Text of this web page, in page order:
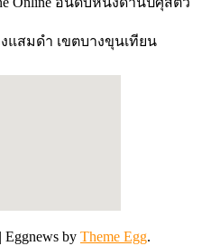
แสมดำ เขตบางขุนเทียน
| Eggnews by Theme Egg.